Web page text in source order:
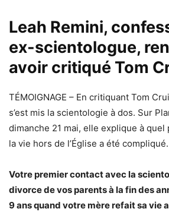
Leah Remini,
ex-scientologue,
avoir critiqué Tom
TÉMOIGNAGE – En critiquant Tom
s’est mis la scientologie à dos. Sur
dimanche 21 mai, elle explique à
la vie hors de l’Église a été compliqué.
Votre premier contact avec la
divorce de vos parents à la fin des
9 ans quand votre mère refait sa vie